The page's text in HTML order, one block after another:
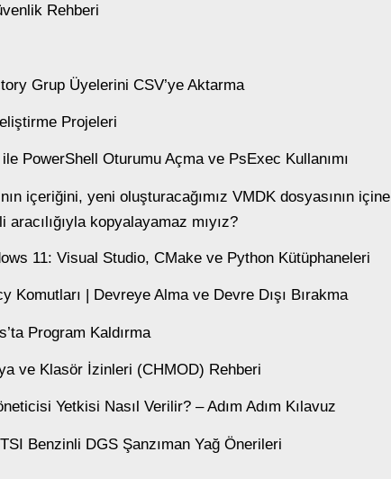
Rehberi
Grup Üyelerini CSV’ye Aktarma
Projeleri
PowerShell Oturumu Açma ve PsExec Kullanımı
içeriğini, yeni oluşturacağımız VMDK dosyasının içine
kopyalayamaz mıyız?
11: Visual Studio, CMake ve Python Kütüphaneleri
Komutları | Devreye Alma ve Devre Dışı Bırakma
Program Kaldırma
ve Klasör İzinleri (CHMOD) Rehberi
Yetkisi Nasıl Verilir? – Adım Adım Kılavuz
Benzinli DGS Şanzıman Yağ Önerileri